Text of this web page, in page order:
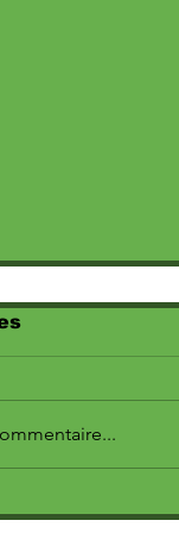
« Escroc »,